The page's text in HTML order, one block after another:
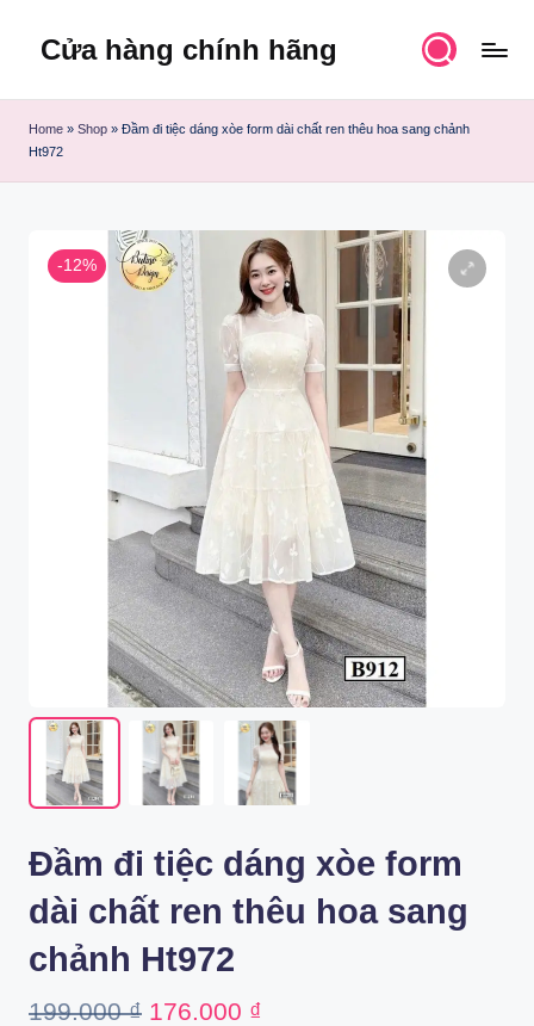
Cửa hàng chính hãng
Home » Shop » Đầm đi tiệc dáng xòe form dài chất ren thêu hoa sang chảnh
Ht972
-12%
Đầm đi tiệc dáng xòe form
dài chất ren thêu hoa sang
chảnh Ht972
199.000₫ Original
176.000 ₫